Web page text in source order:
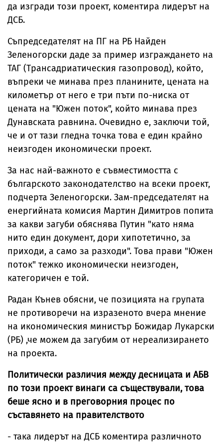
да изгради този проект, коментира лидерът на
ДСБ.
Съпредседателят на ПГ на РБ Найден
Зеленогорски даде за пример изграждането на
ТАГ (Трансадриатическия газопровод), който,
въпреки че минава през планините, цената на
километър от него е три пъти по-ниска от
цената на "Южен поток", който минава през
Дунавската равнина. Очевидно е, заключи той,
че и от тази гледна точка това е един крайно
неизгоден икономически проект.
За нас най-важното е съвместимостта с
българското законодателство на всеки проект,
подчерта Зеленогорски. Зам-председателят на
енергийната комисия Мартин Димитров попита
за какви загуби обяснява Путин "като няма
нито един документ, дори хипотетично, за
приходи, а само за разходи". Това прави "Южен
поток" тежко икономически неизгоден,
категоричен е той.
Радан Кънев обясни, че позицията на групата
не противоречи на изразеното вчера мнение
на икономическия министър Божидар Лукарски
(РБ) ,че можем да загубим от нереализирането
на проекта.
Политически различия между десницата и АБВ
по този проект винаги са съществували, това
беше ясно и в преговорния процес по
съставянето на правителството
- така лидерът на ДСБ коментира различното